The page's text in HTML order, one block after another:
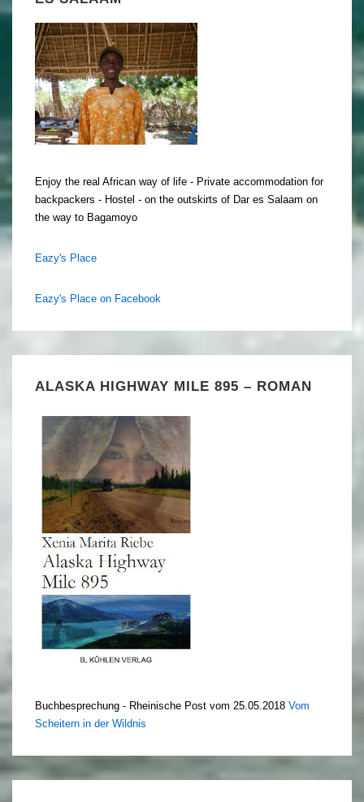
Enjoy the real African way of life - Private accommodation for
backpackers - Hostel - on the outskirts of Dar es Salaam on
the way to Bagamoyo
Eazy's Place
Eazy's Place on Facebook
ALASKA HIGHWAY MILE 895 – ROMAN
Buchbesprechung - Rheinische Post vom 25.05.2018 Vom
Scheitern in der Wildnis